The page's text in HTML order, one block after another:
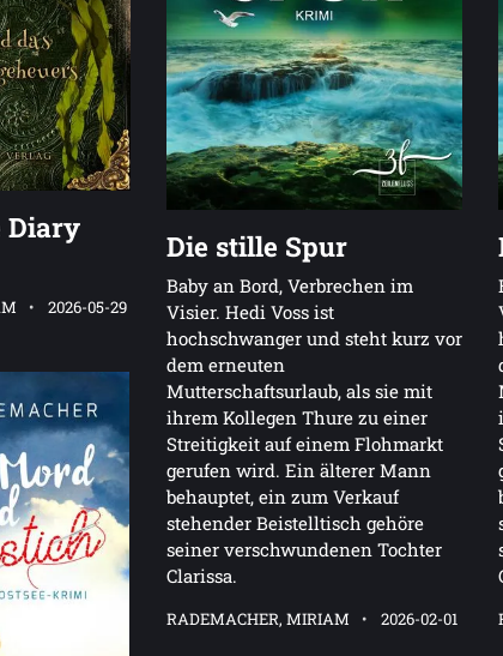
Diary
2026-05-29
Die stille Spur
Baby an Bord, Verbrechen im
Visier. Hedi Voss ist
hochschwanger und steht kurz vor
dem erneuten
Mutterschaftsurlaub, als sie mit
ihrem Kollegen Thure zu einer
Streitigkeit auf einem Flohmarkt
gerufen wird. Ein älterer Mann
behauptet, ein zum Verkauf
stehender Beistelltisch gehöre
seiner verschwundenen Tochter
Clarissa.
RADEMACHER, MIRIAM 2026-02-01